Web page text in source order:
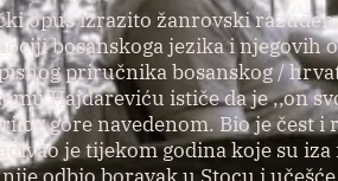
opus izrazito žanrovski
bosanskoga jezika i njegovih
priručnika bosanskog /
Hajdareviću ističe da je ,,on
gore navedenom. Bio je čest
je tijekom godina koje su